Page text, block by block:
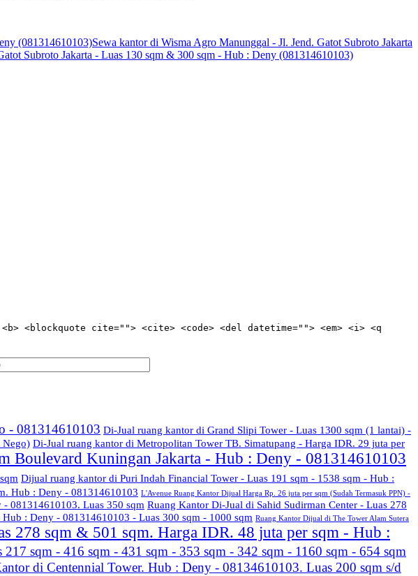
(081314610103)Sewa kantor di Wisma Agro Manunggal - Jl. Jend. Gatot Subroto Jakarta
Subroto Jakarta - Luas 130 sqm & 300 sqm - Hub : Deny (081314610103)
cite=""> <cite> <code> <del datetime=""> <em> <i> <q
- 081314610103 Di-Jual ruang kantor di Grand Slipi Tower - Luas 1300 sqm (1 lantai) -
Nego) Di-Jual ruang kantor di Metropolitan Tower TB. Simatupang - Harga IDR. 29 juta per
Boulevard Kuningan Jakarta - Hub : Deny - 081314610103
Dijual ruang kantor di Puri Indah Financial Tower - Luas 191 sqm - 1538 sqm - Hub :
Hub : Deny - 081314610103 L'Avenue Ruang Kantor Dijual Harga Rp. 26 juta per sqm (Sudah Termasuk PPN) -
081314610103. Luas 350 sqm Ruang Kantor Di-Jual di Sahid Sudirman Center - Luas 278
: Deny - 081314610103 - Luas 300 sqm - 1000 sqm Ruang Kantor Dijual di The Tower Alam Sutera
278 sqm & 501 sqm. Harga IDR. 48 juta per sqm - Hub :
sqm - 416 sqm - 431 sqm - 353 sqm - 342 sqm - 1160 sqm - 654 sqm
di Centennial Tower. Hub : Deny - 08134610103. Luas 200 sqm s/d